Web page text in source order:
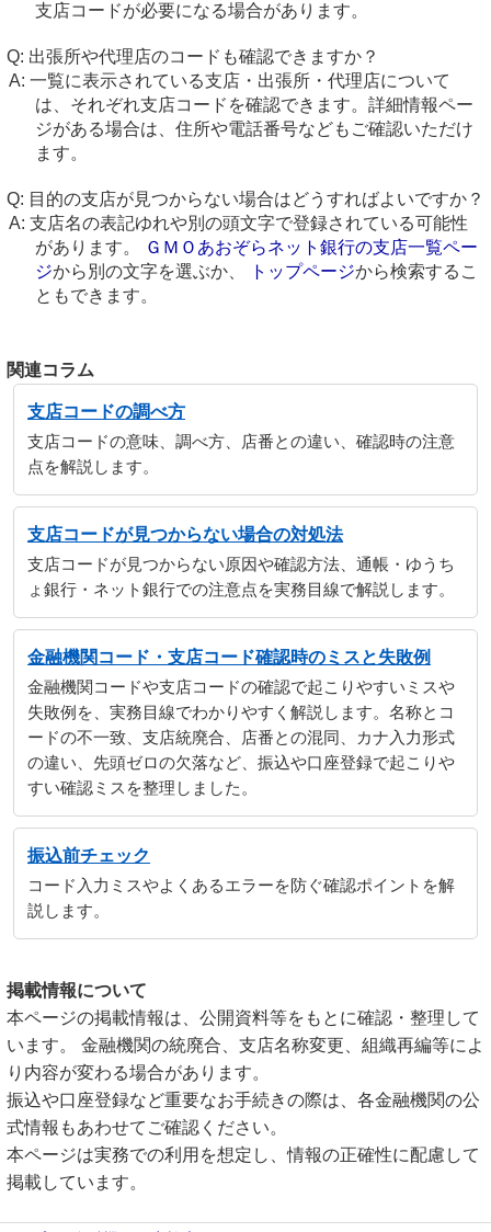
支店コードが必要になる場合があります。
出張所や代理店のコードも確認できますか？
一覧に表示されている支店・出張所・代理店について
は、それぞれ支店コードを確認できます。詳細情報ペー
ジがある場合は、住所や電話番号などもご確認いただけ
ます。
目的の支店が見つからない場合はどうすればよいですか？
支店名の表記ゆれや別の頭文字で登録されている可能性
があります。
ＧＭＯあおぞらネット銀行の支店一覧ペー
ジから別の文字を選ぶか、 トップページから検索するこ
ともできます。
関連コラム
支店コードの調べ方
支店コードの意味、調べ方、店番との違い、確認時の注意
点を解説します。
支店コードが見つからない場合の対処法
支店コードが見つからない原因や確認方法、通帳・ゆうち
ょ銀行・ネット銀行での注意点を実務目線で解説します。
金融機関コード・支店コード確認時のミスと失敗例
金融機関コードや支店コードの確認で起こりやすいミスや
失敗例を、実務目線でわかりやすく解説します。名称とコ
ードの不一致、支店統廃合、店番との混同、カナ入力形式
の違い、先頭ゼロの欠落など、振込や口座登録で起こりや
すい確認ミスを整理しました。
振込前チェック
コード入力ミスやよくあるエラーを防ぐ確認ポイントを解
説します。
掲載情報について
本ページの掲載情報は、公開資料等をもとに確認・整理して
います。 金融機関の統廃合、支店名称変更、組織再編等によ
り内容が変わる場合があります。
振込や口座登録など重要なお手続きの際は、各金融機関の公
式情報もあわせてご確認ください。
本ページは実務での利用を想定し、情報の正確性に配慮して
掲載しています。